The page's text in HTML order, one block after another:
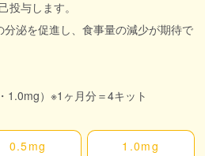
投与します。
泌を促進し、食事量の減少が期待で
1.0mg）※1ヶ月分＝4キット
0.5mg 1.0mg